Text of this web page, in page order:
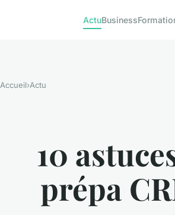
ActuBusiness
Accueil›Actu
10
prépa